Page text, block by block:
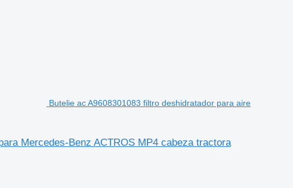
Butelie ac A9608301083 filtro deshidratador para aire
Mercedes-Benz ACTROS MP4 cabeza tractora